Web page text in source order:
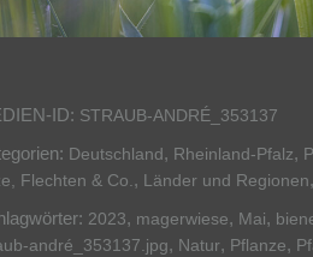
ID: STRAUB-ANDRÉ_353137
Deutschland, Rheinland-Pfalz,
Flechten & Co., Länder und Regionen,
2023, magerwiese, Mai,
andré_353137.jpg, Natur, Pflanze,